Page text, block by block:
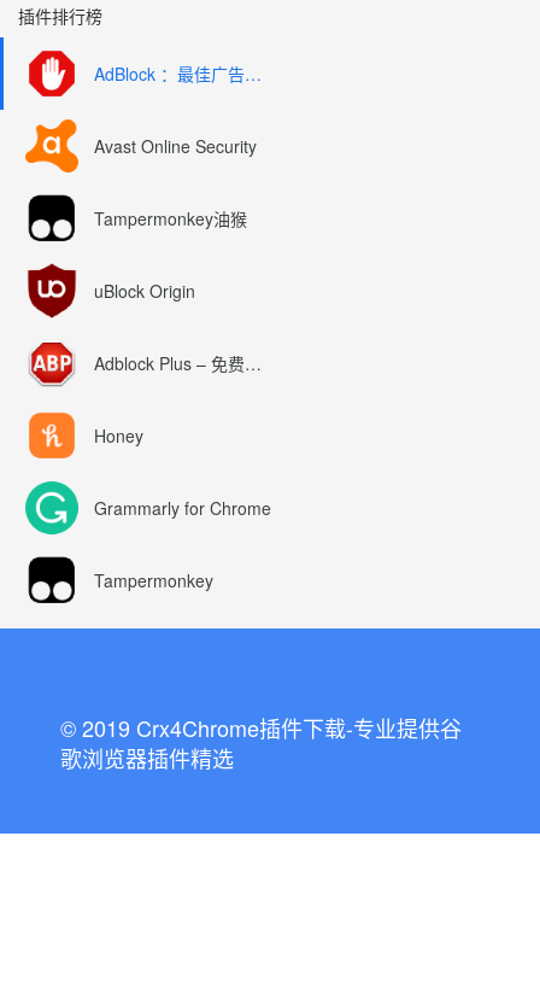
插件排行榜
AdBlock ：最佳广告拦截工具
Avast Online Security
Tampermonkey油猴
uBlock Origin
Adblock Plus – 免费的广告拦截器
Honey
Grammarly for Chrome
Tampermonkey
© 2019 Crx4Chrome插件下载-专业提供谷
歌浏览器插件精选